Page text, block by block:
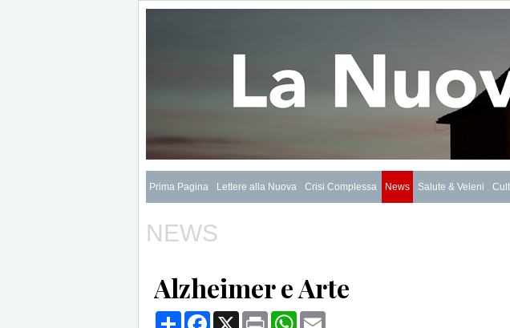
Prima Pagina Lettere alla Nuova Crisi Complessa News Salute & Veleni
NEWS
Alzheimer e Arte
CondividiFacebook
X Print WhatsApp